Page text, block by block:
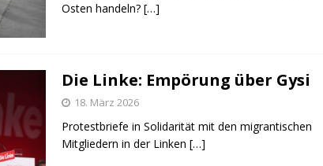
Osten handeln? […]
Die Linke: Empörung über Gysi
18. März 2026
Protestbriefe in Solidarität mit den migrantischen
Mitgliedern in der Linken […]